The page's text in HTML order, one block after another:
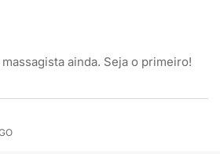
ainda. Seja o primeiro!